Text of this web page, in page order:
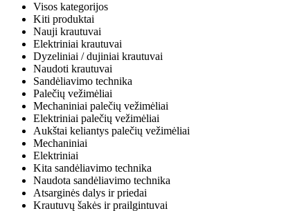
Visos kategorijos
Kiti produktai
Nauji krautuvai
Elektriniai krautuvai
Dyzeliniai / dujiniai krautuvai
Naudoti krautuvai
Sandėliavimo technika
Palečių vežimėliai
Mechaniniai palečių vežimėliai
Elektriniai palečių vežimėliai
Aukštai keliantys palečių vežimėliai
Mechaniniai
Elektriniai
Kita sandėliavimo technika
Naudota sandėliavimo technika
Atsarginės dalys ir priedai
Krautuvų šakės ir prailgintuvai